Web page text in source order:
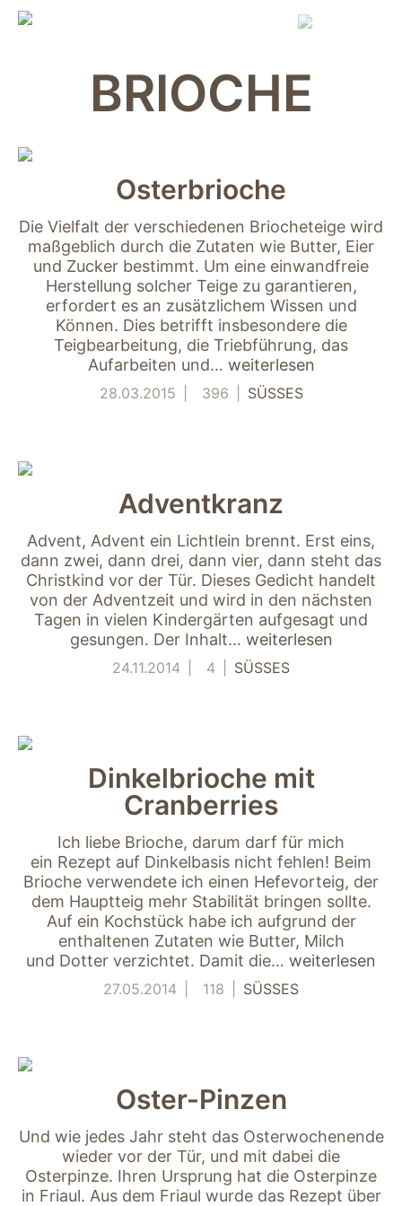
Skip
BRIOCHE
Osterbrioche
Die Vielfalt der verschiedenen Briocheteige wird
maßgeblich durch die Zutaten wie Butter, Eier
und Zucker bestimmt. Um eine einwandfreie
Herstellung solcher Teige zu garantieren,
erfordert es an zusätzlichem Wissen und
Können. Dies betrifft insbesondere die
Teigbearbeitung, die Triebführung, das
Aufarbeiten und… weiterlesen
28.03.2015 396 SÜSSES
Adventkranz
Advent, Advent ein Lichtlein brennt. Erst eins,
dann zwei, dann drei, dann vier, dann steht das
Christkind vor der Tür. Dieses Gedicht handelt
von der Adventzeit und wird in den nächsten
Tagen in vielen Kindergärten aufgesagt und
gesungen. Der Inhalt… weiterlesen
24.11.2014 4 SÜSSES
Dinkelbrioche mit
Cranberries
Ich liebe Brioche, darum darf für mich
ein Rezept auf Dinkelbasis nicht fehlen! Beim
Brioche verwendete ich einen Hefevorteig, der
dem Hauptteig mehr Stabilität bringen sollte.
Auf ein Kochstück habe ich aufgrund der
enthaltenen Zutaten wie Butter, Milch
und Dotter verzichtet. Damit die… weiterlesen
27.05.2014 118 SÜSSES
Oster-Pinzen
Und wie jedes Jahr steht das Osterwochenende
wieder vor der Tür, und mit dabei die
Osterpinze. Ihren Ursprung hat die Osterpinze
in Friaul. Aus dem Friaul wurde das Rezept über
Notwendig
Diese Cookies
sind für die
Funktionsweise
Statistiken
Struktur der Website
anonymer
Nutzungsstatistiken.
Wir verwenden
"Google Analytics"
Nutzungsstatistiken
aufzuzeichnen.
Personalisierung
auf Basis dessen,
was Sie auf unserer
Diese und andere
Daten werden
möglicherweise so
modifiziert, dass sie